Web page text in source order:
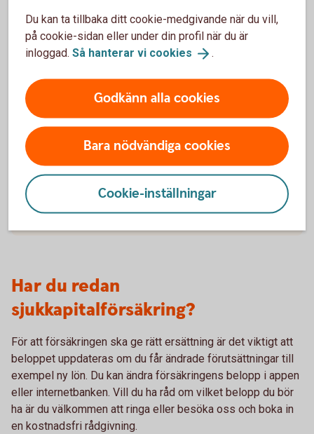
sjukkapitalförsäkring
Vem kan teckna sjukkapitalförsäkringen?
Vad innebär det att göra en hälsoprövning?
Hur avslutar jag min försäkring?
Har du redan
sjukkapitalförsäkring?
För att försäkringen ska ge rätt ersättning är det viktigt att
beloppet uppdateras om du får ändrade förutsättningar till
exempel ny lön. Du kan ändra försäkringens belopp i appen
eller internetbanken. Vill du ha råd om vilket belopp du bör
ha är du välkommen att ringa eller besöka oss och boka in
en kostnadsfri rådgivning.
Du kan ta tillbaka ditt cookie-medgivande när du vill,
på cookie-sidan eller under din profil när du är
inloggad. Så hanterar vi cookies .
Godkänn alla cookies
Bara nödvändiga cookies
Cookie-inställningar